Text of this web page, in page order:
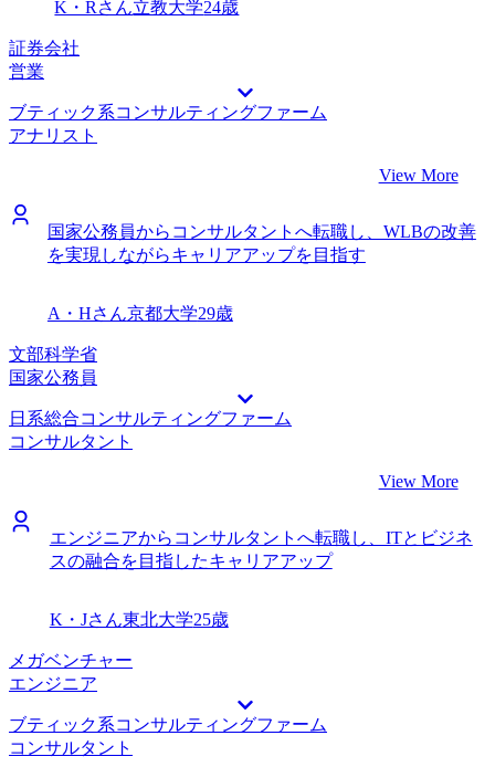
長期的には、新たなビジネスを生み出す仕事であれば、コン
サルティングファームに限らず、VCや起業なども選択肢と
して検討したいと考えています
K・Rさん立教大学24歳
証券会社
営業
ブティック系コンサルティングファーム
アナリスト
View More
国家公務員からコンサルタントへ転職し、WLBの改善
を実現しながらキャリアアップを目指す
A・Hさん京都大学29歳
文部科学省
国家公務員
日系総合コンサルティングファーム
コンサルタント
View More
エンジニアからコンサルタントへ転職し、ITとビジネ
スの融合を目指したキャリアアップ
K・Jさん東北大学25歳
メガベンチャー
エンジニア
ブティック系コンサルティングファーム
コンサルタント